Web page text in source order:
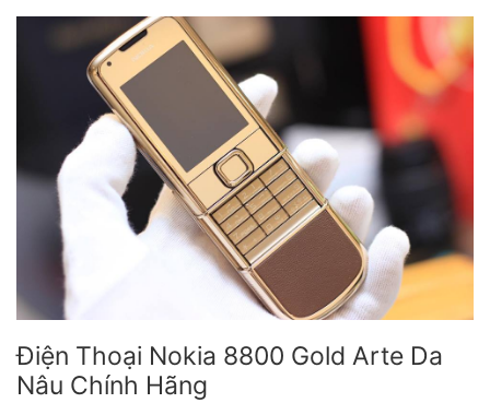
Điện Thoại Nokia 8800 Gold Arte Da
Nâu Chính Hãng